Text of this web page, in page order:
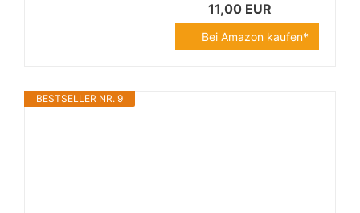
11,00 EUR
Bei Amazon kaufen*
BESTSELLER NR. 9